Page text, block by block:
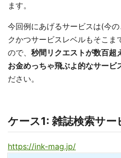
ます。
今回例にあげるサービスは(今
クかつサービスレベルもそこま
ので、 秒間リクエストが数百超
お金めっちゃ飛ぶよ的なサービ
ださい。
ケース1: 雑誌検索サ
https://ink-mag.jp/